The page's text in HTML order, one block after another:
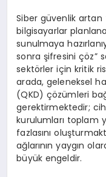
Siber güvenlik artan
bilgisayarlar
sunulmaya
sonra şifresini çöz”
sektörler için kritik
arada, geleneksel
(QKD) çözümleri
gerektirmektedir;
kurulumları toplam
fazlasını
ağlarının yaygın
büyük engeldir.